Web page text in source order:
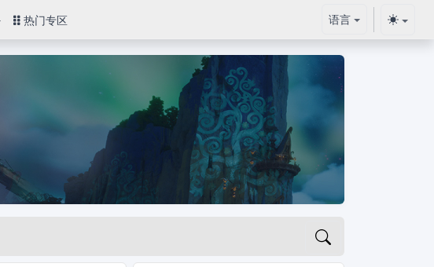
热门专区 数据
语言
(switch to other